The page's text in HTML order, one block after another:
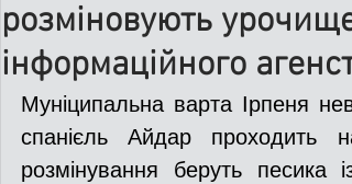
Спільні заходи Надзвичайні
Медицина Новини ДТП
розміновують
інформаційного
Муніципальна варта Ірпеня
спанієль Айдар проходить
розмінування беруть